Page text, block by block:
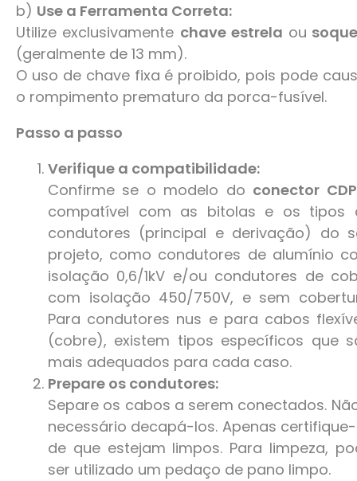
b) Use a Ferramenta Correta:
Utilize exclusivamente chave estrela ou
(geralmente de 13 mm).
O uso de chave fixa é proibido, pois pode
o rompimento prematuro da porca-fusível.
Passo a passo
Verifique a compatibilidade:
Confirme se o modelo do conector CDP
compatível com as bitolas e os tipos
condutores (principal e derivação) do
projeto, como condutores de alumínio
isolação 0,6/1kV e/ou condutores de
com isolação 450/750V, e sem
Para condutores nus e para cabos
(cobre), existem tipos específicos que
mais adequados para cada caso.
Prepare os condutores:
Separe os cabos a serem conectados.
necessário decapá-los. Apenas
de que estejam limpos. Para limpeza,
ser utilizado um pedaço de pano limpo.